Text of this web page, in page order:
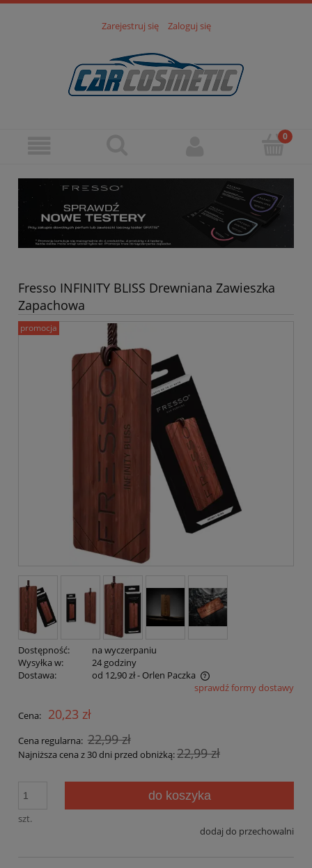
Zarejestruj się Zaloguj się
Fresso INFINITY BLISS Drewniana Zawieszka
Zapachowa
promocja
Dostępność:
na wyczerpaniu
Wysyłka w:
24 godziny
Dostawa:
od 12,90 zł- Orlen Paczka
Cena nie zawiera ewentualnych kosztów płatnościsprawdź formy dostawy
Cena: 20,23 zł
Cena regularna: 22,99 zł
Najniższa cena z 30 dni przed obniżką:22,99 zł
szt.
do koszyka
dodaj do przechowalni